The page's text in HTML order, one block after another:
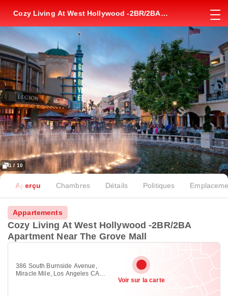
Cozy Living At West Hollywood -2BR/2BA
1 / 10
Aperçu Chambres Détails Politiques
Appartements
Cozy Living At West Hollywood -2BR/2BA
Apartment Near The Grove Mall
386 South Burnside Avenue,
Miracle Mile, Los Angeles CA
Voir sur la carte